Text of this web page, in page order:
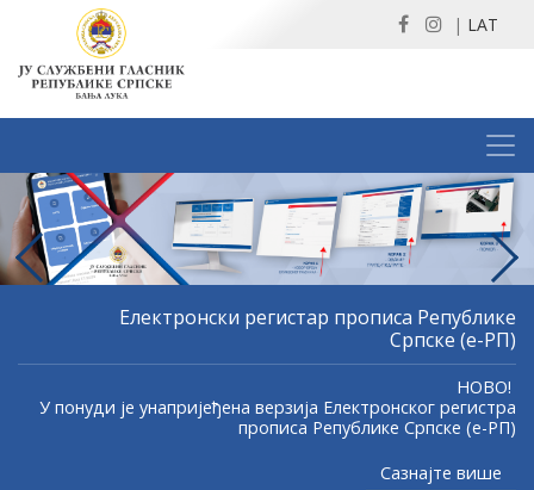
| LAT
Електронски регистар прописа Републике
Српске (е-РП)
НОВО!
У понуди је унапријеђена верзија Електронског регистра
прописа Републике Српске (е-РП)
Сазнајте више
Previous Next